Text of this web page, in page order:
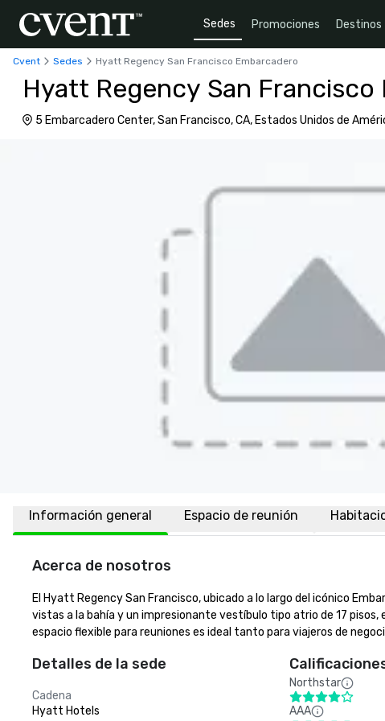
Sedes Promociones Destinos
Cvent Sedes Hyatt Regency San Francisco Embarcadero
Hyatt Regency San Francisco
5 Embarcadero Center, San Francisco, CA, Estados Unidos de
Información general Espacio de reunión
Acerca de nosotros
El Hyatt Regency San Francisco, ubicado a lo largo del icónico
vistas a la bahía y un impresionante vestíbulo tipo atrio de 17
espacio flexible para reuniones es ideal tanto para viajeros de
Detalles de la sede
Cadena
Hyatt Hotels
Northstar
AAA